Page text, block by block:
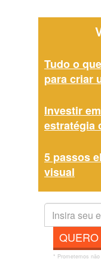
Tudo o
para criar
Investir
estratégia
5 passos
visual
* Prometemos